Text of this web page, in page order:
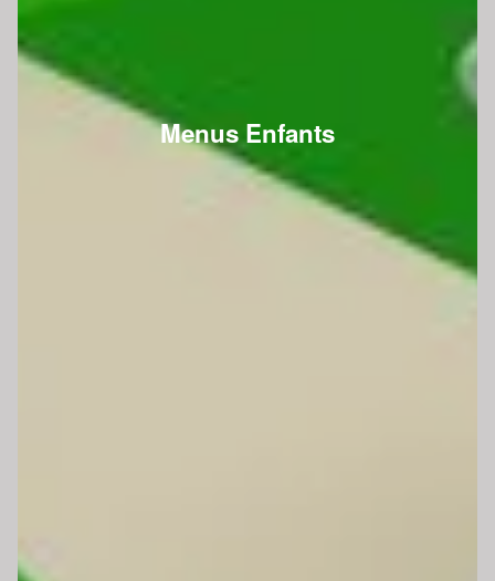
Menus Enfants